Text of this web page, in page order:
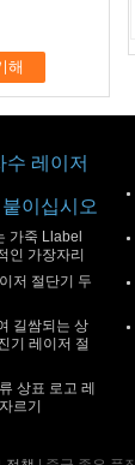
해
수 레이저
이십시오
가죽 Llabel
인 가장자리
저 절단기 두
길쌈되는 상
기 레이저 절
상표 로고 레
르기